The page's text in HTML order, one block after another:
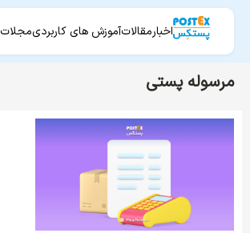
اخبارمقالاتآموزش های کاربردیمجلات
مرسوله پستی